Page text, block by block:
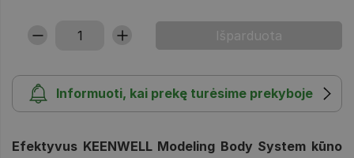
Informuoti, kai prekę turėsime prekyboje
Efektyvus KEENWELL Modeling Body System kūno